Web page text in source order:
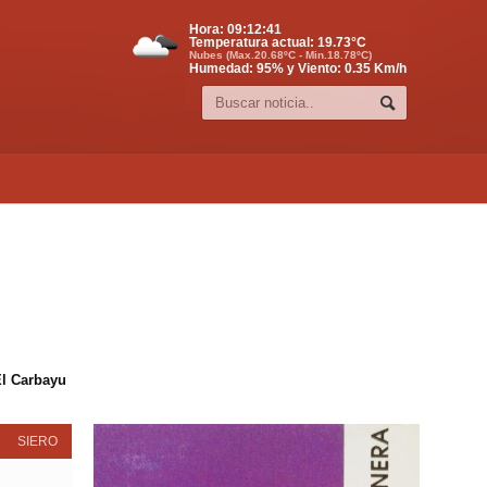
Hora: 09:12:41
Temperatura actual: 19.73°C
Nubes (Max.20.68ºC - Min.18.78ºC)
Humedad: 95% y Viento: 0.35 Km/h
Carbayu
SIERO